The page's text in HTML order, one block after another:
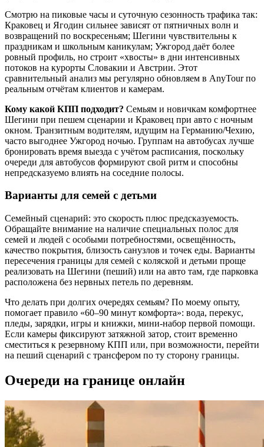
Смотрю на пиковые часы и суточную сезонность трафика так:
Краковец и Ягодин сильнее зависят от пятничных волн и
возвращений по воскресеньям; Шегини чувствительны к
праздникам и школьным каникулам; Ужгород даёт более
ровный профиль, но строит «хвосты» в дни интенсивных
потоков на курорты Словакии и Австрии. Этот
сравнительный анализ мы регулярно обновляем в AnyTour по
реальным отчётам клиентов и камерам.
Кому какой КПП подходит? Семьям и новичкам комфортнее
Шегини при пешем сценарии и Краковец при авто с ночным
окном. Транзитным водителям, идущим на Германию/Чехию,
часто выгоднее Ужгород ночью. Группам на автобусах лучше
бронировать время выезда с учётом расписания, поскольку
очереди для автобусов формируют свой ритм и способны
непредсказуемо влиять на соседние полосы.
Варианты для семей с детьми
Семейный сценарий: это скорость плюс предсказуемость.
Обращайте внимание на наличие специальных полос для
семей и людей с особыми потребностями, освещённость,
качество покрытия, близость санузлов и точек еды. Варианты
пересечения границы для семей с коляской и детьми проще
реализовать на Шегини (пеший) или на авто там, где парковка
расположена без нервных петель по деревням.
Что делать при долгих очередях семьям? По моему опыту,
помогает правило «60–90 минут комфорта»: вода, перекус,
пледы, зарядки, игры и книжки, мини‑набор первой помощи.
Если камеры фиксируют затяжной затор, стоит временно
сместиться к резервному КПП или, при возможности, перейти
на пеший сценарий с трансфером по ту сторону границы.
Очереди на границе онлайн